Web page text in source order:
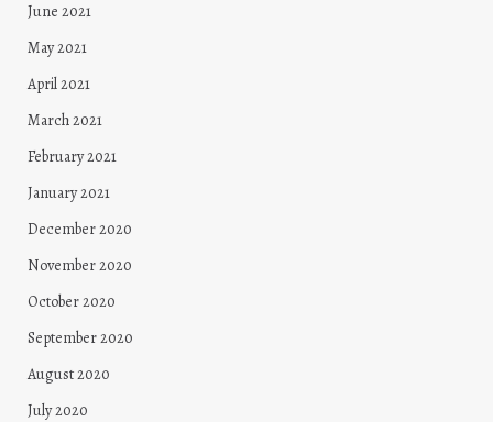
June 2021
May 2021
April 2021
March 2021
February 2021
January 2021
December 2020
November 2020
October 2020
September 2020
August 2020
July 2020